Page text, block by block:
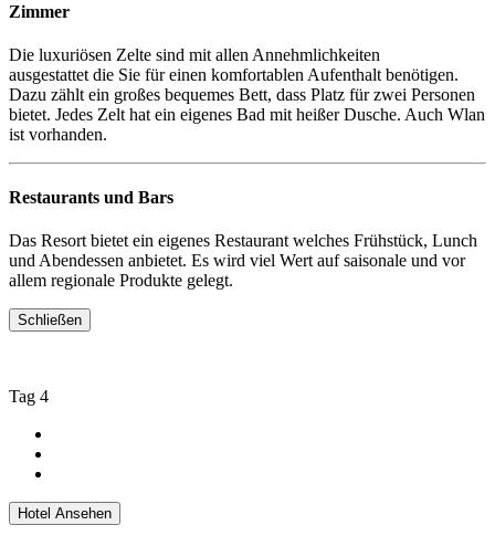
Zimmer
Die luxuriösen Zelte sind mit allen Annehmlichkeiten
ausgestattet die Sie für einen komfortablen Aufenthalt benötigen.
Dazu zählt ein großes bequemes Bett, dass Platz für zwei Personen
bietet. Jedes Zelt hat ein eigenes Bad mit heißer Dusche. Auch Wlan
ist vorhanden.
Restaurants und Bars
Das Resort bietet ein eigenes Restaurant welches Frühstück, Lunch
und Abendessen anbietet. Es wird viel Wert auf saisonale und vor
allem regionale Produkte gelegt.
Schließen
Tag 4
Hotel Ansehen